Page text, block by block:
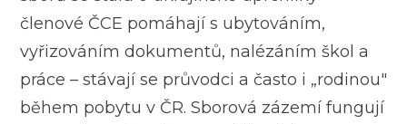
členové ČCE pomáhají s ubytováním,
vyřizováním dokumentů, nalézáním škol a
práce – stávají se průvodci a často i „rodinou"
během pobytu v ČR. Sborová zázemí fungují